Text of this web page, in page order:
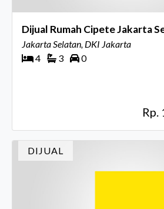
Dijual Rumah Cipete Jakarta
Jakarta Selatan, DKI Jakarta
4
3 0
DIJUAL